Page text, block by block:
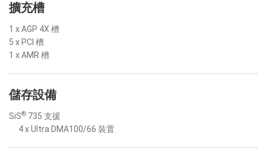
擴充槽
1 x AGP 4X 槽
5 x PCI 槽
1 x AMR 槽
儲存設備
SiS® 735 支援
4 x Ultra DMA100/66 裝置